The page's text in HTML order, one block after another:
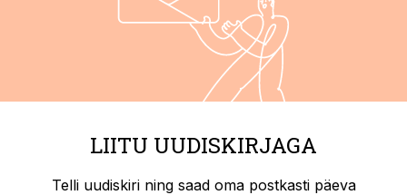
LIITU UUDISKIRJAGA
Telli uudiskiri ning saad oma postkasti päeva